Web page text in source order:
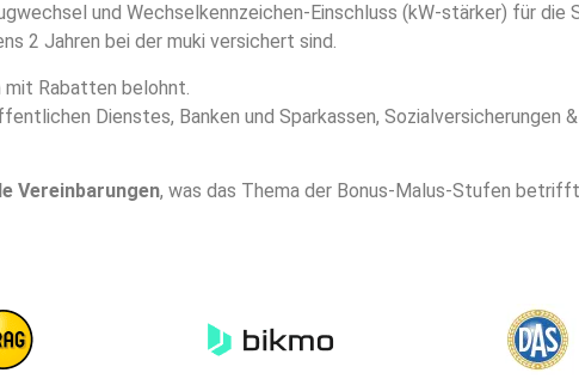
und Wechselkennzeichen-Einschluss (kW-stärker) für die
2 Jahren bei der muki versichert sind.
mit Rabatten belohnt.
Dienstes, Banken und Sparkassen, Sozialversicherungen &
Vereinbarungen, was das Thema der Bonus-Malus-Stufen